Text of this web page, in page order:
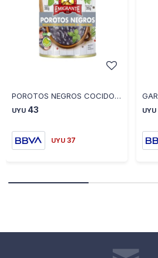
POROTOS NEGROS COCIDOS EMIGRANTE EN LATA 300G
UYU 43
UYU 37
UYU